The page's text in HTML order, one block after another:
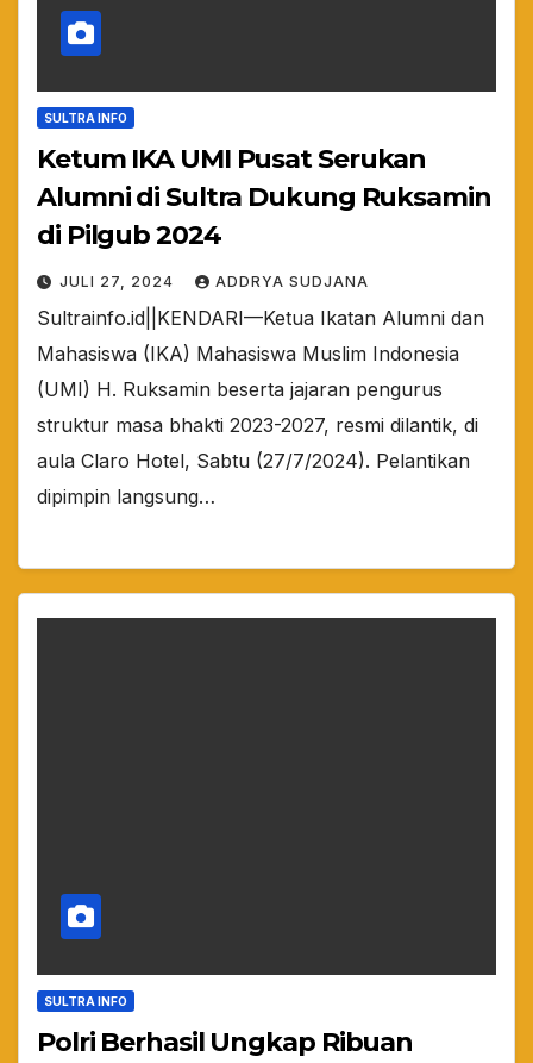
SULTRA INFO
Ketum IKA UMI Pusat Serukan
Alumni di Sultra Dukung Ruksamin
di Pilgub 2024
JULI 27, 2024 ADDRYA SUDJANA
Sultrainfo.id||KENDARI—Ketua Ikatan Alumni dan
Mahasiswa (IKA) Mahasiswa Muslim Indonesia
(UMI) H. Ruksamin beserta jajaran pengurus
struktur masa bhakti 2023-2027, resmi dilantik, di
aula Claro Hotel, Sabtu (27/7/2024). Pelantikan
dipimpin langsung…
SULTRA INFO
Polri Berhasil Ungkap Ribuan